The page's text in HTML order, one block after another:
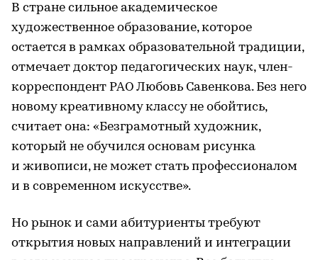
В стране сильное академическое
художественное образование, которое
остается в рамках образовательной традиции,
отмечает доктор педагогических наук, член-
корреспондент РАО Любовь Савенкова. Без него
новому креативному классу не обойтись,
считает она: «Безграмотный художник,
который не обучился основам рисунка
и живописи, не может стать профессионалом
и в современном искусстве».
Но рынок и сами абитуриенты требуют
открытия новых направлений и интеграции